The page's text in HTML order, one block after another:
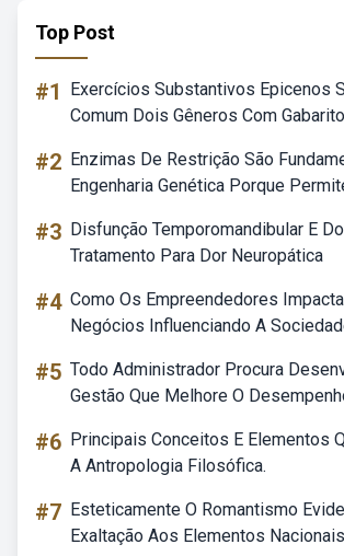
Top Post
#1
Exercícios Substantivos Epicenos
Comum Dois Gêneros Com Gabarito
#2 Enzimas De Restrição São
Engenharia Genética Porque
#3 Disfunção Temporomandibular E
Tratamento Para Dor Neuropática
#4 Como Os Empreendedores
Negócios Influenciando A
#5 Todo Administrador Procura
Gestão Que Melhore O
#6 Principais Conceitos E Elementos
A Antropologia Filosófica.
#7 Esteticamente O Romantismo
Exaltação Aos Elementos Nacionais